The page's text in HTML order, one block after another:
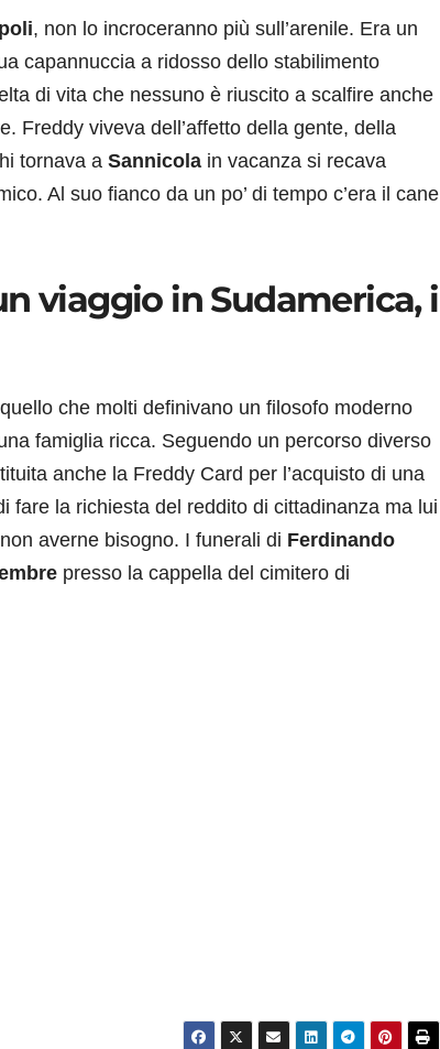
, non lo incroceranno più sull’arenile. Era un
capannuccia a ridosso dello stabilimento
di vita che nessuno è riuscito a scalfire anche
Freddy viveva dell’affetto della gente, della
tornava a Sannicola in vacanza si recava
Al suo fianco da un po’ di tempo c’era il cane
viaggio in Sudamerica, i
che molti definivano un filosofo moderno
famiglia ricca. Seguendo un percorso diverso
anche la Freddy Card per l’acquisto di una
fare la richiesta del reddito di cittadinanza ma lui
averne bisogno. I funerali di Ferdinando
presso la cappella del cimitero di